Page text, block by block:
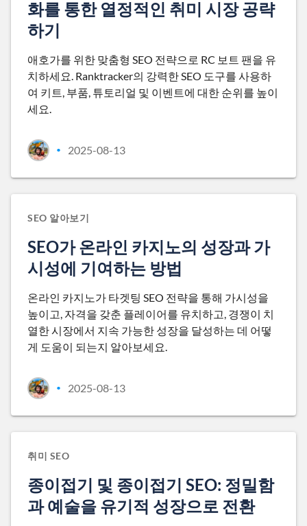
화를 통한 열정적인 취미 시장 공략
하기
애호가를 위한 맞춤형 SEO 전략으로 RC 보트 팬을 유
치하세요. Ranktracker의 강력한 SEO 도구를 사용하
여 키트, 부품, 튜토리얼 및 이벤트에 대한 순위를 높이
세요.
• 2025-08-13
SEO 알아보기
SEO가 온라인 카지노의 성장과 가
시성에 기여하는 방법
온라인 카지노가 타겟팅 SEO 전략을 통해 가시성을
높이고, 자격을 갖춘 플레이어를 유치하고, 경쟁이 치
열한 시장에서 지속 가능한 성장을 달성하는 데 어떻
게 도움이 되는지 알아보세요.
• 2025-08-13
취미 SEO
종이접기 및 종이접기 SEO: 정밀함
과 예술을 유기적 성장으로 전환